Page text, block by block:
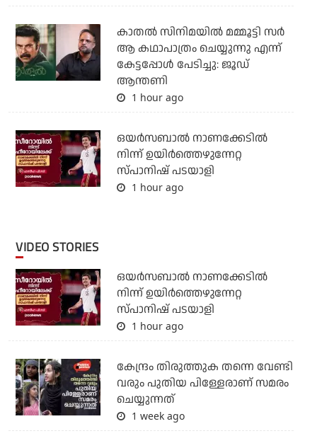
കാതൽ സിനിമയിൽ മമ്മൂട്ടി സർ
ആ കഥാപാത്രം ചെയ്യുന്നു എന്ന്
കേട്ടപ്പോൾ പേടിച്ചു: ജൂഡ്
ആന്തണി
1 hour ago
ഒയര്‍സബാൽ നാണക്കേടിൽ
നിന്ന് ഉയിർത്തെഴുന്നേറ്റ
സ്പാനിഷ് പടയാളി
1 hour ago
VIDEO STORIES
ഒയര്‍സബാൽ നാണക്കേടിൽ
നിന്ന് ഉയിർത്തെഴുന്നേറ്റ
സ്പാനിഷ് പടയാളി
1 hour ago
കേന്ദ്രം തിരുത്തുക തന്നെ വേണ്ടി
വരും പുതിയ പിള്ളേരാണ് സമരം
ചെയ്യുന്നത്
1 week ago